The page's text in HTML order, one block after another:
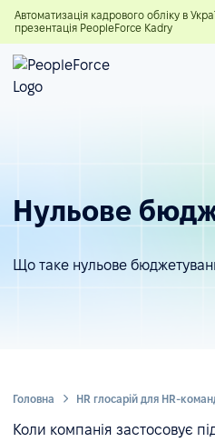
Автоматизація кадрового обліку в
презентація PeopleForce Kadry
Нульове
Що таке нульове
Головна HR глосарій для HR-
Коли компанія застосовує